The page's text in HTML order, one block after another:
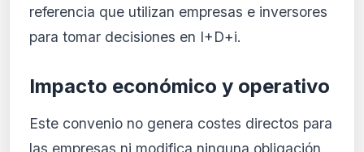
referencia que utilizan empresas e inversores
para tomar decisiones en I+D+i.
Impacto económico y operativo
Este convenio no genera costes directos para
las empresas ni modifica ninguna obligación